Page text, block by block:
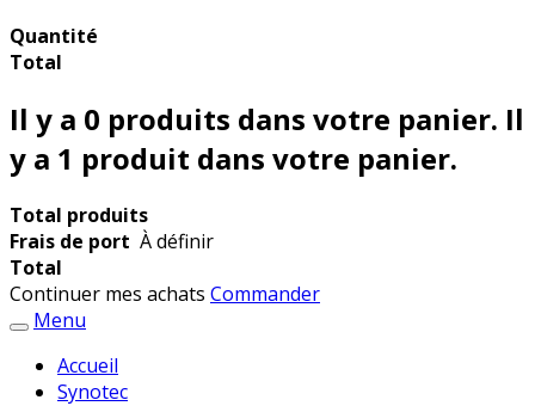
Quantité
Total
Il y a 0 produits dans votre panier. Il
y a 1 produit dans votre panier.
Total produits
Frais de port À définir
Total
Continuer mes achats Commander
Menu
Accueil
Synotec